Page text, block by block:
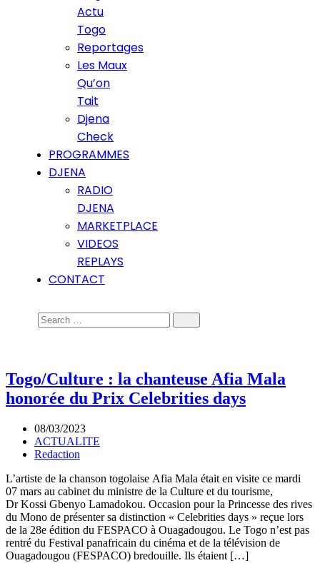
Actu
Togo
Reportages
Les Maux
Qu’on
Tait
Djena
Check
PROGRAMMES
DJENA
RADIO
DJENA
MARKETPLACE
VIDEOS
REPLAYS
CONTACT
Togo/Culture : la chanteuse Afia Mala
honorée du Prix Celebrities days
08/03/2023
ACTUALITE
Redaction
L’artiste de la chanson togolaise Afia Mala était en visite ce mardi
07 mars au cabinet du ministre de la Culture et du tourisme,
Dr Kossi Gbenyo Lamadokou. Occasion pour la Princesse des rives
du Mono de présenter sa distinction « Celebrities days » reçue lors
de la 28e édition du FESPACO à Ouagadougou. Le Togo n’est pas
rentré du Festival panafricain du cinéma et de la télévision de
Ouagadougou (FESPACO) bredouille. Ils étaient […]